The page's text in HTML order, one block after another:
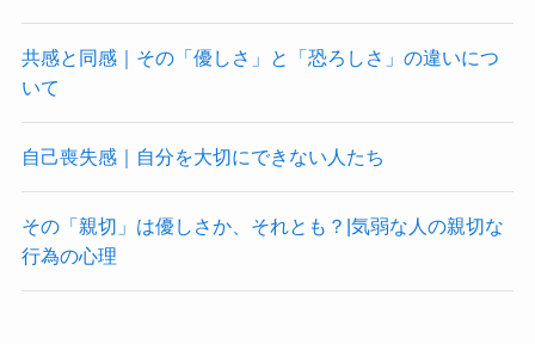
共感と同感｜その「優しさ」と「恐ろしさ」の違いにつ
いて
自己喪失感｜自分を大切にできない人たち
その「親切」は優しさか、それとも？|気弱な人の親切な
行為の心理